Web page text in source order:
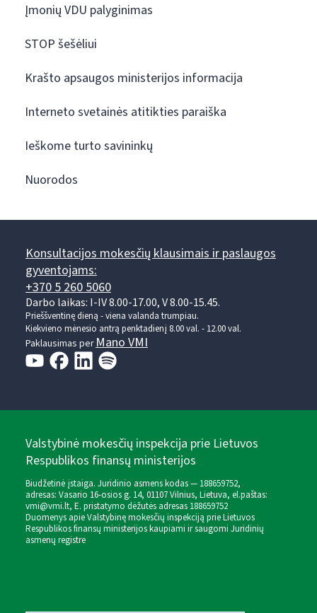
Įmonių VDU palyginimas
STOP šešėliui
Krašto apsaugos ministerijos informacija
Interneto svetainės atitikties paraiška
Ieškome turto savininkų
Nuorodos
Konsultacijos mokesčių klausimais ir paslaugos
gyventojams:
+370 5 260 5060
Darbo laikas: I-IV 8.00-17.00, V 8.00-15.45.
Prieššventinę dieną - viena valanda trumpiau.
Kiekvieno mėnesio antrą penktadienį 8.00 val. - 12.00 val.
Paklausimas per Mano VMI
Valstybinė mokesčių inspekcija prie Lietuvos
Respublikos finansų ministerijos
Biudžetinė įstaiga. Juridinio asmens kodas — 188659752,
adresas: Vasario 16-osios g. 14, 01107 Vilnius, Lietuva, el.paštas:
vmi@vmi.lt, E. pristatymo dėžutės adresas 188659752
Duomenys apie Valstybinę mokesčių inspekciją prie Lietuvos
Respublikos finansų ministerijos kaupiami ir saugomi Juridinių
asmenų registre